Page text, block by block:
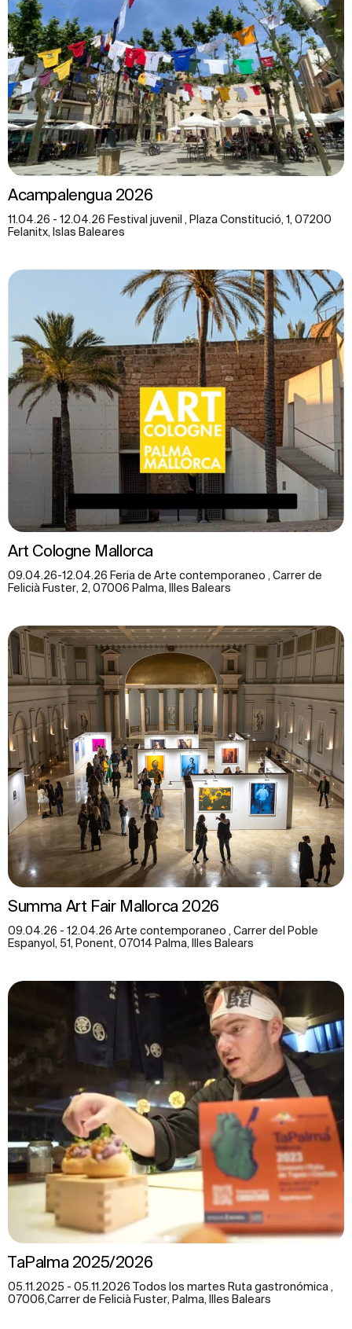
Acampalengua 2026
11.04.26 - 12.04.26 Festival juvenil , Plaza Constitució, 1, 07200
Felanitx, Islas Baleares
Art Cologne Mallorca
09.04.26-12.04.26 Feria de Arte contemporaneo , Carrer de
Felicià Fuster, 2, 07006 Palma, Illes Balears
Summa Art Fair Mallorca 2026
09.04.26 - 12.04.26 Arte contemporaneo , Carrer del Poble
Espanyol, 51, Ponent, 07014 Palma, Illes Balears
TaPalma 2025/2026
05.11.2025 - 05.11.2026 Todos los martes Ruta gastronómica ,
07006,Carrer de Felicià Fuster, Palma, Illes Balears